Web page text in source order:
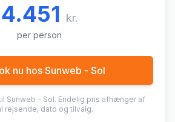
4.451 kr.
per person
nu hos Sunweb - Sol
Sunweb - Sol. Endelig pris afhænger af
rejsende, dato og tilvalg.